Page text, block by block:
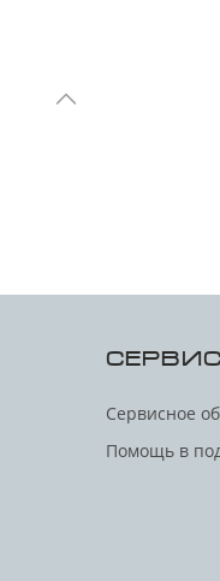
СЕРВИС
Сервисное
Помощь в